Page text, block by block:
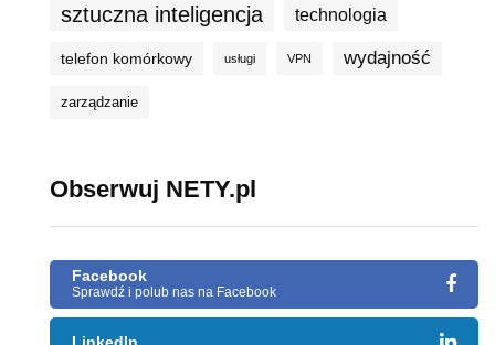
sztuczna inteligencja technologia
telefon komórkowy usługi VPN wydajność
zarządzanie
Obserwuj NETY.pl
Facebook
Sprawdź i polub nas na Facebook
LinkedIn